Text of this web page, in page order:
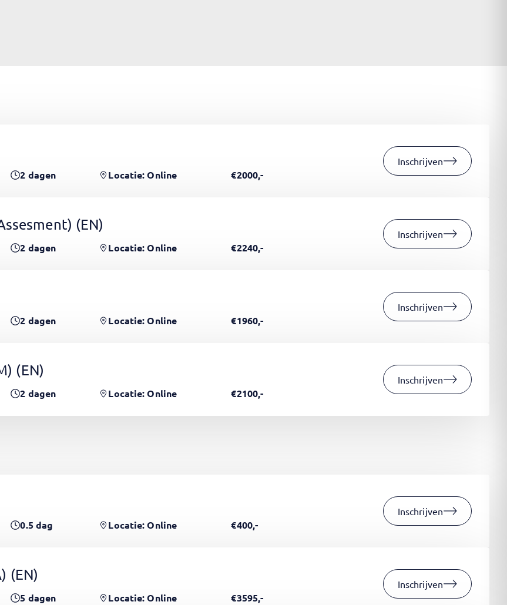
2 dagen Locatie: Online €2000,-
Inschrijven
(EN)
2 dagen Locatie: Online €2240,-
Inschrijven
2 dagen Locatie: Online €1960,-
Inschrijven
(EN)
2 dagen Locatie: Online €2100,-
Inschrijven
0.5dag Locatie: Online €400,-
Inschrijven
(EN)
5 dagen Locatie: Online €3595,-
Inschrijven